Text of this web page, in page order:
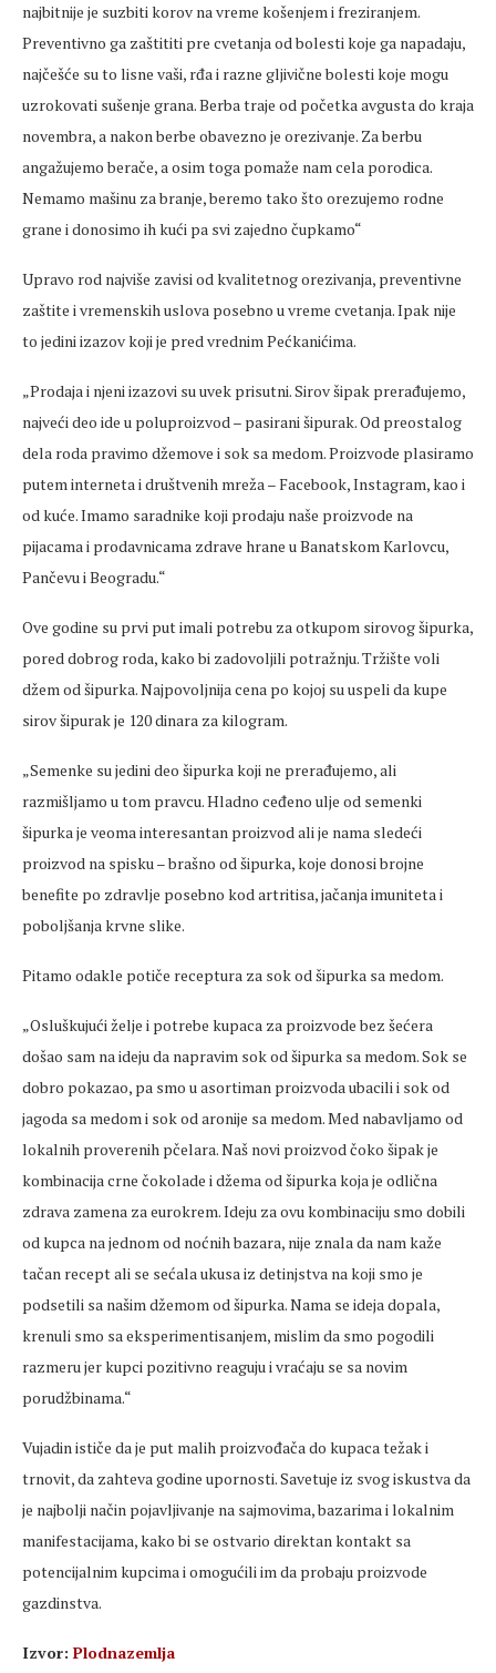
najbitnije je suzbiti korov navreme košenjem ifreziranjem.
Preventivno ga zaštititi pre cvetanjaod bolesti koje ga napadaju,
najčešće su to lisne vaši, rđa i razne gljivične bolesti koje mogu
uzrokovati sušenje grana. Berba traje od početka avgusta do kraja
novembra, a nakon berbe obavezno je orezivanje. Za berbu
angažujemo berače, a osim toga pomaže namcela porodica.
Nemamo mašinu za branje, beremo tako što orezujemo rodne
grane i donosimo ih kući pa svi zajedno čupkamo“
Upravo rod najviše zavisi od kvalitetnogorezivanja, preventivne
zaštite i vremenskih uslova posebno uvreme cvetanja. Ipak nije
to jedini izazov koji je predvrednimPećkanićima.
„Prodaja i njeni izazovi suuvek prisutni. Sirovšipak prerađujemo,
najveći deo ide u poluproizvod– pasiranišipurak. Od preostalog
dela roda pravimo džemove i sok sa medom. Proizvode plasiramo
putem interneta i društvenih mreža– Facebook, Instagram, kao i
od kuće. Imamo saradnike koji prodaju naše proizvode na
pijacama i prodavnicama zdrave hrane u Banatskom Karlovcu,
Pančevu i Beogradu.“
Ove godine su prvi put imali potrebu za otkupom sirovog šipurka,
pored dobrog roda, kako bi zadovoljili potražnju. Tržište voli
džem od šipurka. Najpovoljnijacena po kojoj su uspeli da kupe
sirov šipurak je 120 dinara za kilogram.
„Semenke su jedini deo šipurka koji ne prerađujemo, ali
razmišljamo u tom pravcu. Hladno ceđeno ulje od semenki
šipurka je veoma interesantan proizvod ali je nama sledeći
proizvod na spisku– brašno od šipurka, koje donosi brojne
benefite po zdravlje posebno kod artritisa, jačanja imuniteta i
poboljšanja krvne slike.
Pitamo odakle potiče receptura za sok od šipurka sa medom.
„Osluškujući želje i potrebe kupaca za proizvode bez šećera
došao sam na ideju da napravim sok od šipurka sa medom. Sok se
dobro pokazao, pa smo u asortiman proizvoda ubacili i sok od
jagoda sa medom i sok odaronije sa medom. Med nabavljamo od
lokalnih proverenih pčelara. Naš novi proizvod čoko šipak je
kombinacija crne čokolade i džema od šipurka koja je odlična
zdrava zamena zaeurokrem. Ideju za ovu kombinaciju smo dobili
od kupca na jednom od noćnih bazara, nije znala da nam kaže
tačan recept ali se sećalaukusa iz detinjstva na koji smo je
podsetili sa našim džemom od šipurka. Nama se ideja dopala,
krenuli smo sa eksperimentisanjem, mislim da smo pogodili
razmerujer kupci pozitivno reaguju i vraćaju se sa novim
porudžbinama.“
Vujadin ističe da je put malih proizvođača do kupaca težak i
trnovit, da zahtevagodine upornosti.Savetuje iz svog iskustva da
je najbolji način pojavljivanje na sajmovima, bazarima i lokalnim
manifestacijama, kako bi se ostvario direktan kontakt sa
potencijalnim kupcima i omogućili im da probaju proizvode
gazdinstva.
Izvor: Plodnazemlja